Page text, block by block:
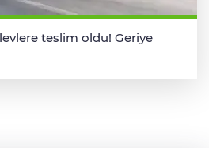
teslim oldu! Geriye